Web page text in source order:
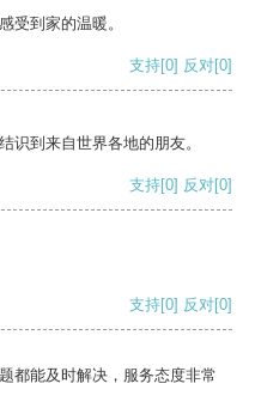
受到家的温暖。
支持[0] 反对[0]
识到来自世界各地的朋友。
支持[0] 反对[0]
支持[0] 反对[0]
都能及时解决，服务态度非常